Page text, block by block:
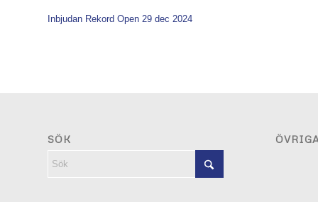
Inbjudan Rekord Open 29 dec 2024
SÖK